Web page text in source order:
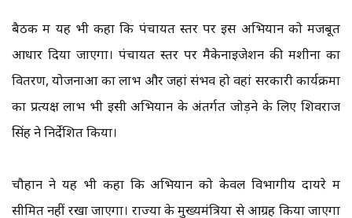
बैठक में यह भी कहा कि पंचायत स्तर पर इस अभियान को मजबूत
आधार दिया जाएगा। पंचायत स्तर पर मैकेनाइजेशन की मशीनों का
वितरण, योजनाओं का लाभ और जहां संभव हो वहां सरकारी कार्यक्रमों
का प्रत्यक्ष लाभ भी इसी अभियान के अंतर्गत जोड़ने के लिए शिवराज
सिंह ने निर्देशित किया।
चौहान ने यह भी कहा कि अभियान को केवल विभागीय दायरे में
सीमित नहीं रखा जाएगा। राज्यों के मुख्यमंत्रियों से आग्रह किया जाएगा